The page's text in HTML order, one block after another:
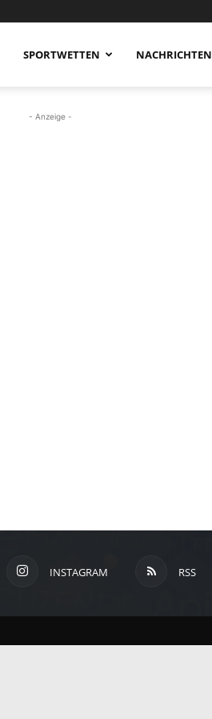
SPORTWETTEN NACHRICHTEN
- Anzeige -
INSTAGRAM RSS